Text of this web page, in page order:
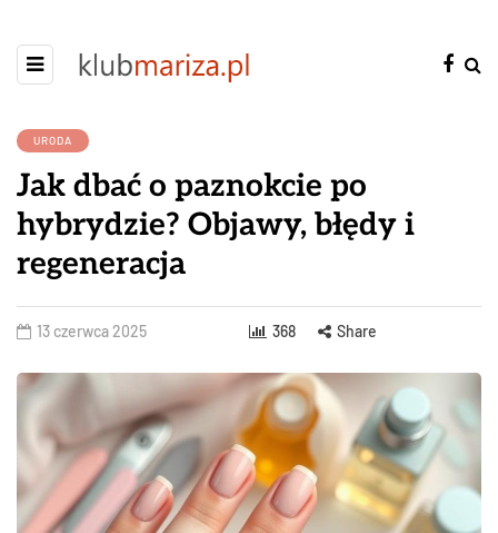
URODA
Jak dbać o paznokcie po
hybrydzie? Objawy, błędy i
regeneracja
13 czerwca 2025 368 Share